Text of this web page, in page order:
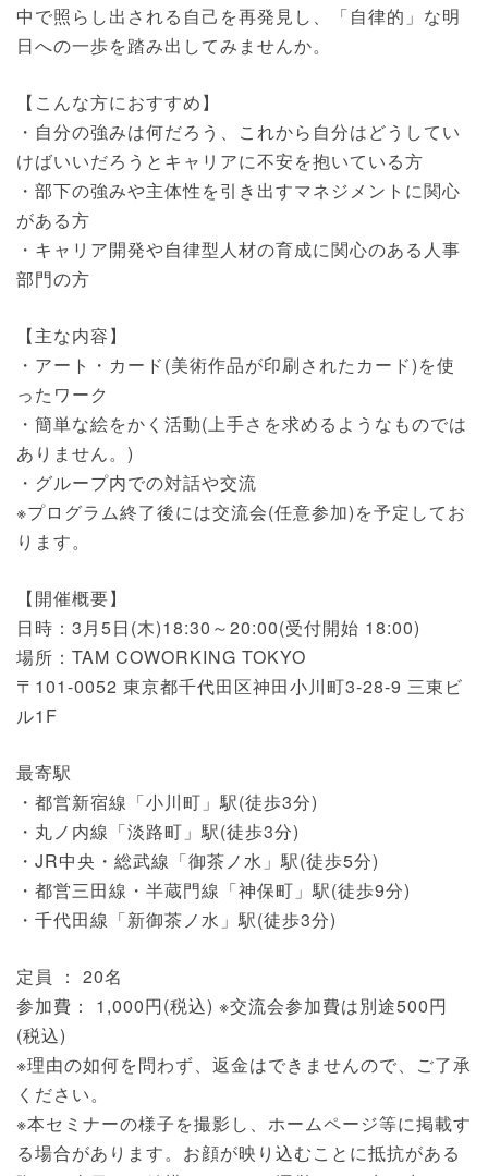
中で照らし出される自己を再発見し、「自律的」な明
日への一歩を踏み出してみませんか。
【こんな方におすすめ】
・自分の強みは何だろう、これから自分はどうしてい
けばいいだろうとキャリアに不安を抱いている方
・部下の強みや主体性を引き出すマネジメントに関心
がある方
・キャリア開発や自律型人材の育成に関心のある人事
部門の方
【主な内容】
・アート・カード(美術作品が印刷されたカード)を使
ったワーク
・簡単な絵をかく活動(上手さを求めるようなものでは
ありません。)
・グループ内での対話や交流
※プログラム終了後には交流会(任意参加)を予定してお
ります。
【開催概要】
日時：3月5日(木)18:30～20:00(受付開始 18:00)
場所：TAM COWORKING TOKYO
〒101-0052 東京都千代田区神田小川町3-28-9 三東ビ
ル1F
最寄駅
・都営新宿線「小川町」駅(徒歩3分)
・丸ノ内線「淡路町」駅(徒歩3分)
・JR中央・総武線「御茶ノ水」駅(徒歩5分)
・都営三田線・半蔵門線「神保町」駅(徒歩9分)
・千代田線「新御茶ノ水」駅(徒歩3分)
定員 ： 20名
参加費： 1,000円(税込) ※交流会参加費は別途500円
(税込)
※理由の如何を問わず、返金はできませんので、ご了承
ください。
※本セミナーの様子を撮影し、ホームページ等に掲載す
る場合があります。お顔が映り込むことに抵抗がある